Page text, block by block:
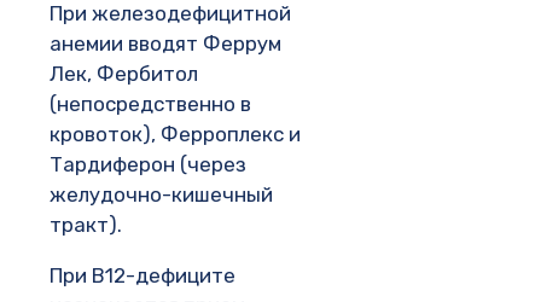
При железодефицитной
анемии вводят Феррум
Лек, Фербитол
(непосредственно в
кровоток), Ферроплекс и
Тардиферон (через
желудочно-кишечный
тракт).
При В12-дефиците